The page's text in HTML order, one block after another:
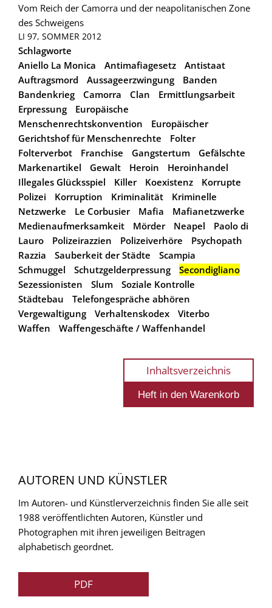
Vom Reich der Camorra und der neapolitanischen Zone
des Schweigens
LI 97, SOMMER 2012
Schlagworte
Aniello La Monica
Antimafiagesetz
Antistaat
Auftragsmord
Aussageerzwingung
Banden
Bandenkrieg
Camorra Clan
Ermittlungsarbeit
Erpressung
Europäische
Menschenrechtskonvention
Europäischer
Gerichtshof für Menschenrechte
Folter
Folterverbot
Franchise Gangstertum
Gefälschte
Markenartikel
Gewalt Heroin
Heroinhandel
Illegales Glücksspiel
Killer Koexistenz
Korrupte
Polizei
Korruption Kriminalität
Kriminelle
Netzwerke
Le Corbusier Mafia
Mafianetzwerke
Medienaufmerksamkeit
Mörder Neapel
Paolo di
Lauro
Polizeirazzien Polizeiverhöre
Psychopath
Razzia
Sauberkeit der Städte
Scampia
Schmuggel
Schutzgelderpressung
Secondigliano
Sezessionisten
Slum
Soziale Kontrolle
Städtebau
Telefongespräche abhören
Vergewaltigung
Verhaltenskodex
Viterbo
Waffen
Waffengeschäfte / Waffenhandel
Inhaltsverzeichnis
AUTOREN UND KÜNSTLER
Im Autoren- und Künstlerverzeichnis finden Sie alle seit
1988 veröffentlichten Autoren, Künstler und
Photographen mit ihren jeweiligen Beitragen
alphabetisch geordnet.
PDF